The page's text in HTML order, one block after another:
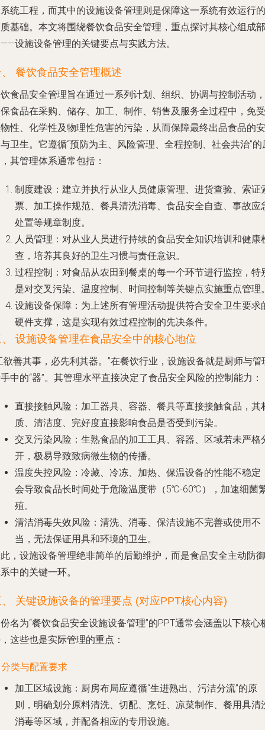
统工程，而其中的设施设备管理则是保障这一系统有效运行的
基础。本文将围绕餐饮食品安全管理，重点探讨其核心组成部
设施设备管理的关键要点与实践方法。
餐饮食品安全管理概述
食品安全管理旨在通过一系列计划、组织、协调与控制活动，
食品在采购、储存、加工、制作、销售及服务全过程中，免受
性、化学性及物理性危害的污染，从而保障最终出品食品的安
卫生。它遵循“预防为主、风险管理、全程控制、社会共治”的
其管理体系通常包括：
制度建设 ：建立并执行从业人员健康管理、进货查验、索证
票、加工操作规范、餐具清洗消毒、食品安全自查、事故应
处置等规章制度。
人员管理 ：对从业人员进行持续的食品安全知识培训和健康
查，培养其良好的卫生习惯与责任意识。
过程控制 ：对食品从农田到餐桌的每一个环节进行监控，特
是对交叉污染、温度控制、时间控制等关键点实施重点管理
设施设备保障 ：为上述所有管理活动提供符合安全卫生要求
硬件支撑，这是实现有效过程控制的先决条件。
设施设备管理在食品安全中的核心地位
欲善其事，必先利其器。”在餐饮行业，设施设备就是厨师与管
中的“器”。其管理水平直接决定了食品安全风险的控制能力：
直接接触风险 ：加工器具、容器、餐具等直接接触食品，其
质、清洁度、完好度直接影响食品是否受到污染。
交叉污染风险 ：生熟食品的加工工具、容器、区域若未严格
开，极易导致致病微生物的传播。
温度失控风险 ：冷藏、冷冻、加热、保温设备的性能不稳定
会导致食品长时间处于危险温度带（5℃-60℃），加速细菌
殖。
清洁消毒失效风险 ：清洗、消毒、保洁设施不完善或使用不
当，无法保证用具和环境的卫生。
，设施设备管理绝非简单的后勤维护，而是食品安全主动防御
中的关键一环。
关键设施设备的管理要点 (对应PPT核心内容)
名为“餐饮食品安全设施设备管理”的PPT通常会涵盖以下核心
这些也是实际管理的重点：
类与配置要求
加工区域设施 ：厨房布局应遵循“生进熟出、污洁分流”的原
则，明确划分原料清洗、切配、烹饪、凉菜制作、餐用具清
消毒等区域，并配备相应的专用设施。